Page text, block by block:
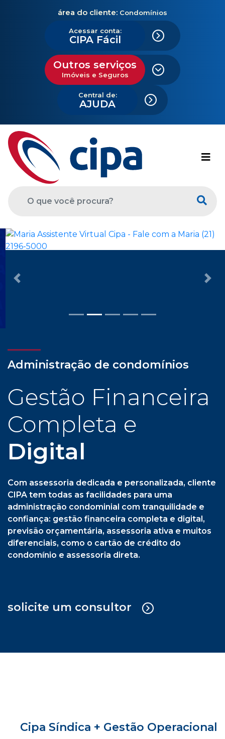
área do cliente: Condomínios
Acessar conta:
CIPA Fácil
Outros serviços
Imóveis e Seguros
Central de:
AJUDA
Previous
Gestão Financeira
Completa e
Digital
Com assessoria dedicada e personalizada, cliente
CIPA tem todas as facilidades para uma
administração condominial com tranquilidade e
confiança: gestão financeira completa e digital,
previsão orçamentária, assessoria ativa e muitos
condomínio e assessoria direta.
solicite um consultor
Cipa Síndica + Gestão Operacional
do dia a dia